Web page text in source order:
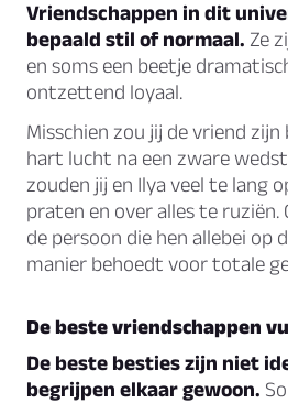
Vriendschappen in dit
bepaald stil of normaal. Ze
en soms een beetje
ontzettend loyaal.
Misschien zou jij de vriend zijn
hart lucht na een zware
zouden jij en Ilya veel te lang
praten en over alles te ruziën.
de persoon die hen allebei op
manier behoedt voor totale
De beste vriendschappen
De beste besties zijn niet
begrijpen elkaar gewoon.